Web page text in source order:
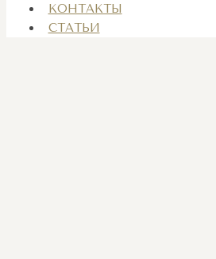
КОНТАКТЫ
СТАТЬИ